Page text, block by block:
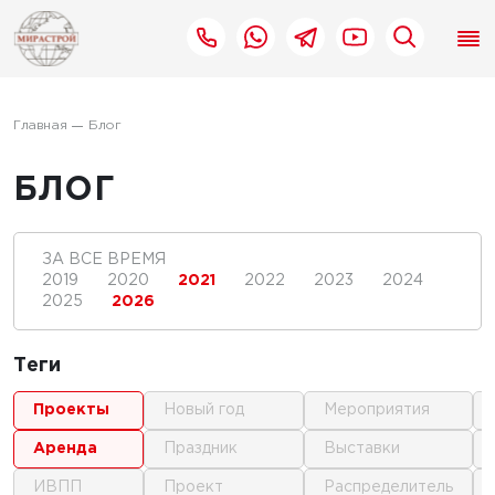
Главная Блог
БЛОГ
ЗА ВСЕ ВРЕМЯ
2019
2020 2021 2022 2023
2024
2025
2026
Теги
проекты
аренда
ИВПП
новый год
праздник
проект
мероприятия
выставки
распределитель